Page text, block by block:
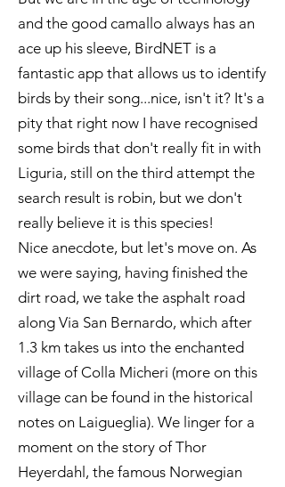
and the good camallo always has an
ace up his sleeve, BirdNET is a
fantastic app that allows us to identify
birds by their song...nice, isn't it? It's a
pity that right now I have recognised
some birds that don't really fit in with
Liguria, still on the third attempt the
search result is robin, but we don't
really believe it is this species!
Nice anecdote, but let's move on. As
we were saying, having finished the
dirt road, we take the asphalt road
along Via San Bernardo, which after
1.3 km takes us into the enchanted
village of Colla Micheri (more on this
village can be found in the historical
notes on Laigueglia). We linger for a
moment on the story of Thor
Heyerdahl, the famous Norwegian